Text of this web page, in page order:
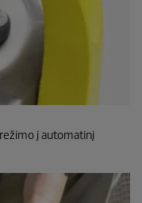
į automatinį